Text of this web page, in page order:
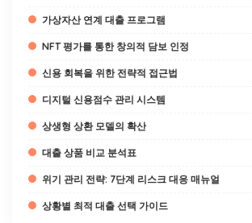
가상자산 연계 대출 프로그램
NFT 평가를 통한 창의적 담보 인정
신용 회복을 위한 전략적 접근법
디지털 신용점수 관리 시스템
상생형 상환 모델의 확산
대출 상품 비교 분석표
위기 관리 전략: 7단계 리스크 대응 매뉴얼
상황별 최적 대출 선택 가이드